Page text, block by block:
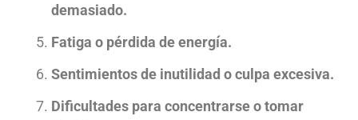
demasiado.
Fatiga o pérdida de energía.
Sentimientos de inutilidad o culpa excesiva.
Dificultades para concentrarse o tomar